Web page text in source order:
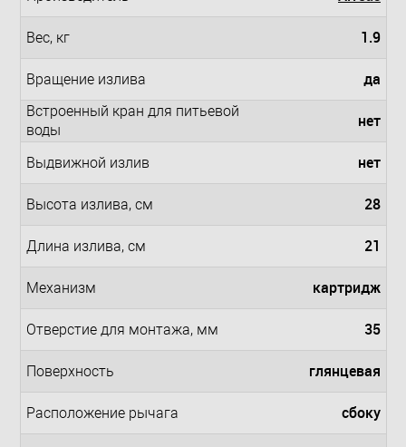
Вес, кг 1.9
Вращение излива да
Встроенный кран для питьевой
воды
нет
Выдвижной излив нет
Высота излива, см 28
Длина излива, см 21
Механизм картридж
Отверстие для монтажа, мм 35
Поверхность глянцевая
Расположение рычага сбоку